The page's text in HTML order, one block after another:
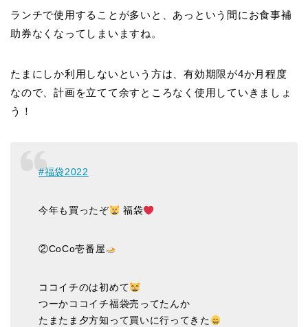
ランチで使用することが多いと、あっという間にお食事補
助券なくなってしまいますね。
たまにしか利用しないという方は、有効期限が4か月程度
なので、計画を立てて余すところなく使用していきましょ
う！
#福袋2022
今年も買ったぞ 福袋
②CoCo壱番屋
ココイチのは初めて
つーかココイチ福袋売ってたんか
たまたま夕方知って買いに行ってきた